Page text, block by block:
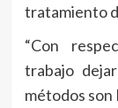
tratamiento
“Con
trabajo
métodos son